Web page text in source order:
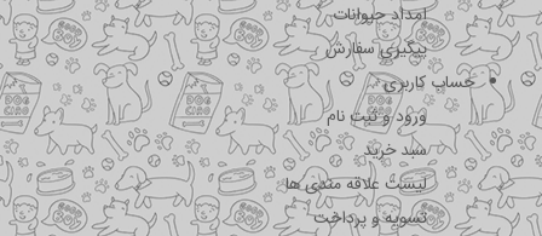
امداد حیوانات
پیگیری سفارش
حساب کاربری
ورود و ثبت نام
سبد خرید
لیست علاقه مندی ها
تسویه و پرداخت